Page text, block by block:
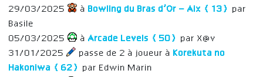
29/03/2025
à Bowling du Bras d’Or – Aix (13)
par
Basile
05/03/2025
à Arcade Levels (50)
par X@v
31/01/2025
passe de 2 à joueur à Korekuta no
Hakoniwa (62)
par Edwin Marin